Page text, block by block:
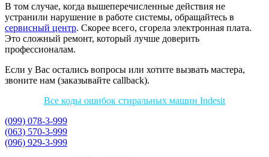
В том случае, когда вышеперечисленные действия не
устранили нарушение в работе системы, обращайтесь в
сервисный центр. Скорее всего, сгорела электронная плата.
Это сложный ремонт, который лучше доверить
профессионалам.
Если у Вас остались вопросы или хотите вызвать мастера,
звоните нам (заказывайте callback).
Все коды ошибок стиральных машин Indesit
(099) 078-3-999
(063) 570-3-999
(096) 929-3-999